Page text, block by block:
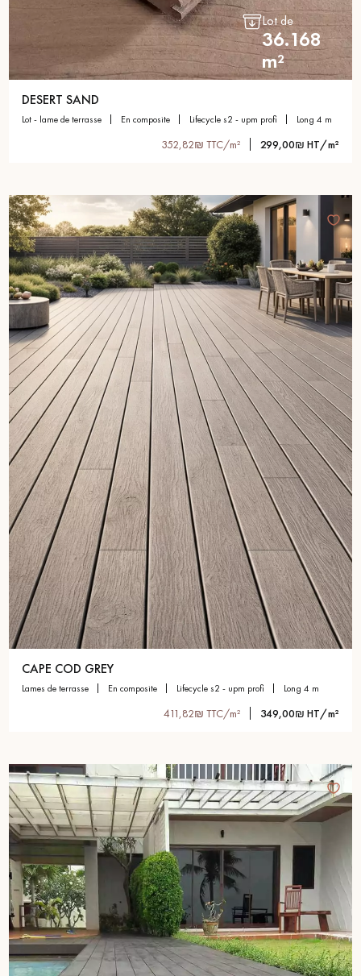
Lot de
36.168
m²
DESERT SAND
lot - lame de terrasse en composite lifecycle s2 - upm profi long 4 m
352,82₪ TTC/m² 299,00₪ HT/m²
CAPE COD GREY
lames de terrasse en composite lifecycle s2 - upm profi long 4 m
411,82₪ TTC/m² 349,00₪ HT/m²